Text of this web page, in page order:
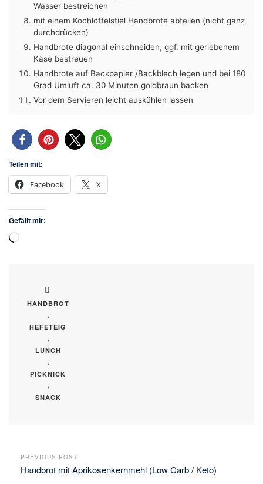
Wasser bestreichen
mit einem Kochlöffelstiel Handbrote abteilen (nicht ganz
durchdrücken)
Handbrote diagonal einschneiden, ggf. mit geriebenem
Käse bestreuen
Handbrote auf Backpapier /Backblech legen und bei 180
Grad Umluft ca. 30 Minuten goldbraun backen
Vor dem Servieren leicht auskühlen lassen
Teilen mit:
Facebook X
Gefällt mir:
Wird
HANDBROT
,
HEFETEIG
,
LUNCH
,
PICKNICK
,
SNACK
PREVIOUS POST
Handbrot mit Aprikosenkernmehl (Low Carb / Keto)